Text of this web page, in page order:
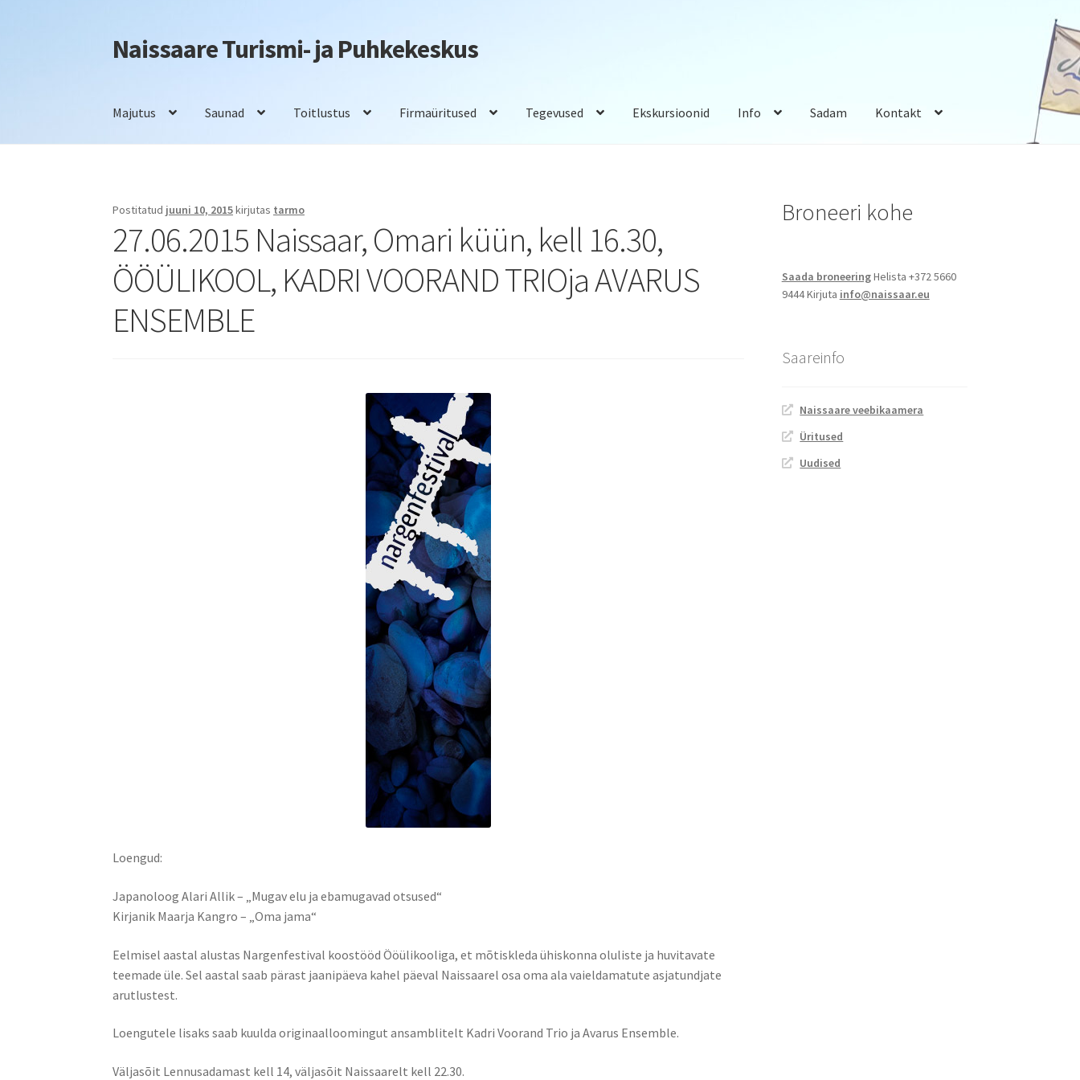
Liigu
navigeerimisele
Liigu
sisu
Naissaare Turismi- ja Puhkekeskus
Majutus Saunad Toitlustus Firmaüritused Tegevused Ekskursioonid Info Sadam Kontakt
Postitatud juuni 10, 2015kirjutas tarmo
27.06.2015 Naissaar, Omari küün, kell 16.30,
ÖÖÜLIKOOL, KADRI VOORAND TRIOja AVARUS
ENSEMBLE
Loengud:
Japanoloog Alari Allik – „Mugav elu ja ebamugavad otsused“
Kirjanik Maarja Kangro – „Oma jama“
Eelmisel aastal alustas Nargenfestival koostööd Ööülikooliga, et mõtiskleda ühiskonna oluliste ja huvitavate
teemade üle. Sel aastal saab pärast jaanipäeva kahel päeval Naissaarel osa oma ala vaieldamatute asjatundjate
arutlustest.
Loengutele lisaks saab kuulda originaalloomingut ansamblitelt Kadri Voorand Trio ja Avarus Ensemble.
Väljasõit Lennusadamast kell 14, väljasõit Naissaarelt kell 22.30.
Broneeri kohe
Saada broneeringHelista +372 5660
9444 Kirjuta info@naissaar.eu
Saareinfo
Naissaare veebikaamera
Üritused
Uudised